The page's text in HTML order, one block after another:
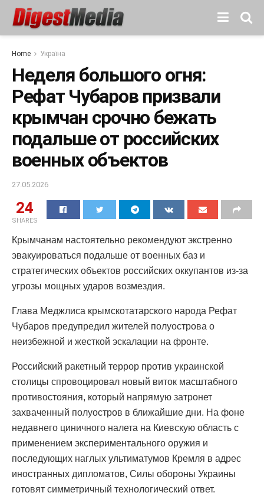
Home Україна
Неделя большого огня:
Рефат Чубаров призвали
крымчан срочно бежать
подальше от российских
военных объектов
27.05.2026
24
SHARES
Крымчанам настоятельно рекомендуют экстренно
эвакуироваться подальше от военных баз и
стратегических объектов российских оккупантов из-за
угрозы мощных ударов возмездия.
Глава Меджлиса крымскотатарского народа Рефат
Чубаров предупредил жителей полуострова о
неизбежной и жесткой эскалации на фронте.
Российский ракетный террор против украинской
столицы спровоцировал новый виток масштабного
противостояния, который напрямую затронет
захваченный полуостров в ближайшие дни. На фоне
недавнего циничного налета на Киевскую область с
применением экспериментального оружия и
последующих наглых ультиматумов Кремля в адрес
иностранных дипломатов, Силы обороны Украины
готовят симметричный технологический ответ.